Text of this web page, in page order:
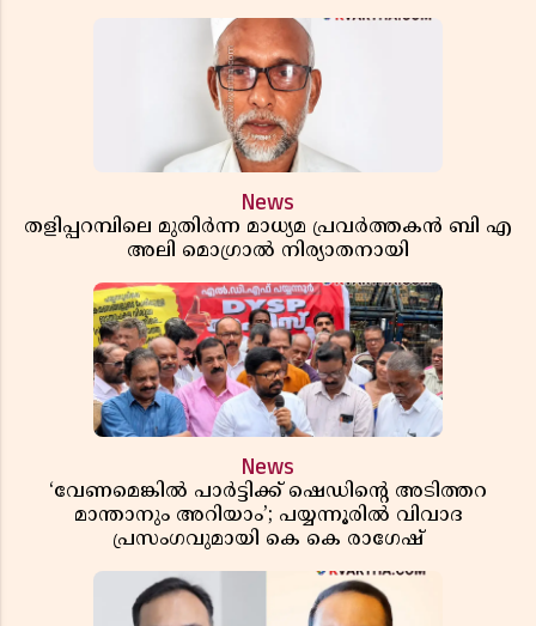
News
തളിപ്പറമ്പിലെ മുതിർന്ന മാധ്യമ പ്രവർത്തകൻ ബി എ
അലി മൊഗ്രാൽ നിര്യാതനായി
News
‘വേണമെങ്കിൽ പാർട്ടിക്ക് ഷെഡിൻ്റെ അടിത്തറ
മാന്താനും അറിയാം’; പയ്യന്നൂരിൽ വിവാദ
പ്രസംഗവുമായി കെ കെ രാഗേഷ്